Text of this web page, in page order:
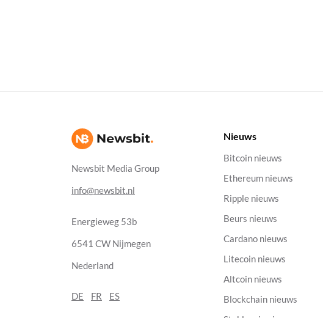
Newsbit Media Group
info@newsbit.nl
Energieweg 53b
6541 CW Nijmegen
Nederland
DE FR ES
Nieuws
Bitcoin nieuws
Ethereum nieuws
Ripple nieuws
Beurs nieuws
Cardano nieuws
Litecoin nieuws
Altcoin nieuws
Blockchain nieuws